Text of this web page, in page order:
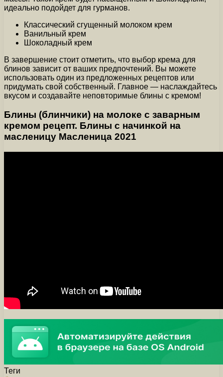
идеально подойдет для гурманов.
Классический сгущенный молоком крем
Ванильный крем
Шоколадный крем
В завершение стоит отметить, что выбор крема для
блинов зависит от ваших предпочтений. Вы можете
использовать один из предложенных рецептов или
придумать свой собственный. Главное — наслаждайтесь
вкусом и создавайте неповторимые блины с кремом!
Блины (блинчики) на молоке с заварным
кремом рецепт. Блины с начинкой на
масленицу Масленица 2021
Теги